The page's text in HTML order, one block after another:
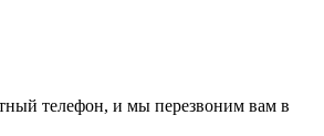
телефон, и мы перезвоним вам в